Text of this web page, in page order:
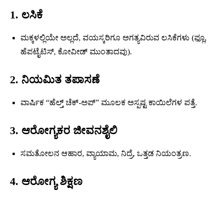
1. ಲಸಿಕೆ
ಮಕ್ಕಳಲ್ಲಿಯೇ ಅಲ್ಲದೆ, ವಯಸ್ಕರಿಗೂ ಅಗತ್ಯವಿರುವ ಲಸಿಕೆಗಳು (ಫ್ಲೂ,
ಹೆಪಟೈಟಿಸ್, ಕೋವೀಡ್ ಮುಂತಾದವು).
2. ನಿಯಮಿತ ತಪಾಸಣೆ
ವಾರ್ಷಿಕ “ಹೆಲ್ತ್ ಚೆಕ್-ಅಪ್” ಮೂಲಕ ಅಸ್ಪಷ್ಟ ಕಾಯಿಲೆಗಳ ಪತ್ತೆ.
3. ಆರೋಗ್ಯಕರ ಜೀವನಶೈಲಿ
ಸಮತೋಲನ ಆಹಾರ, ವ್ಯಾಯಾಮ, ನಿದ್ರೆ, ಒತ್ತಡ ನಿಯಂತ್ರಣ.
4. ಆರೋಗ್ಯ ಶಿಕ್ಷಣ